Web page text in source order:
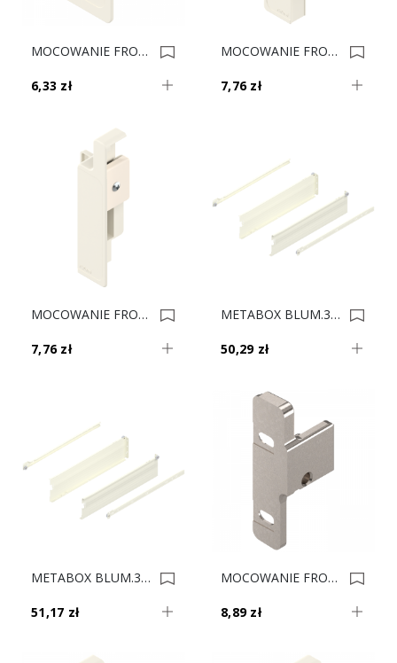
MOCOWANIE FRONT MBX N Krem ZIF.3010.02 P ** 0007874
6,33 zł
MOCOWANIE FRONT MBX K Krem ZIF.3030 L ** 0007769
7,76 zł
MOCOWANIE FRONT MBX K Krem ZIF.3030 P ** 0007768
7,76 zł
METABOX BLUM.320K4000C15 MX KREM 12cm 0007058
50,29 zł
METABOX BLUM.320K4500C15 MX KREM 12cm 0006643
51,17 zł
MOCOWANIE FRONTU MBX ZSF.1510.05 N-54 L 0006439
8,89 zł